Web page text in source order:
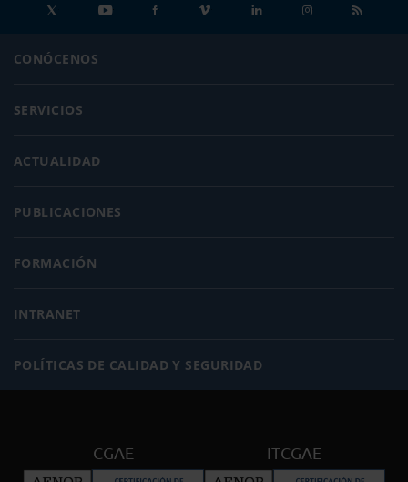
CONÓCENOS
SERVICIOS
ACTUALIDAD
PUBLICACIONES
FORMACIÓN
INTRANET
POLÍTICAS DE CALIDAD Y SEGURIDAD
CGAE ITCGAE